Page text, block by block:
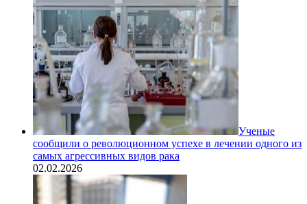
Ученые
сообщили о революционном успехе в лечении одного из
самых агрессивных видов рака
02.02.2026